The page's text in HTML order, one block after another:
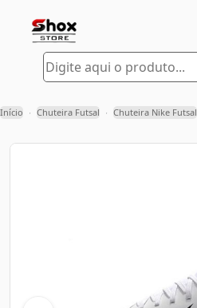
Início › Chuteira Futsal › Chuteira Nike Futsal